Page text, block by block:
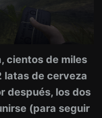
cientos de miles
latas de cerveza
después, los dos
(para seguir